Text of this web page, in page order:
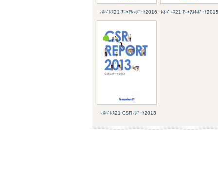
ﾚｵﾊﾟﾚｽ21 ｱﾆｭｱﾙﾚﾎﾟｰﾄ2016 ﾚｵﾊﾟﾚｽ21 ｱﾆｭｱﾙﾚﾎﾟｰﾄ2015
ﾚｵﾊﾟﾚｽ21 CSRﾚﾎﾟｰﾄ2013